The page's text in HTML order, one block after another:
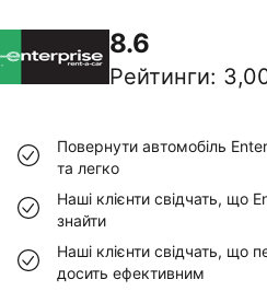
8.6
Рейтинги:
Повернути автомобіль
та легко
Наші клієнти свідчать, що
знайти
Наші клієнти свідчать, що
досить ефективним